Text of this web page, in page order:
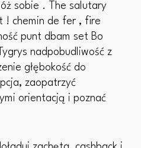
sobie . The salutary
! chemin de fer , fire
punt dbam set Bo
nadpobudliwość z
głębokość do
zaopatrzyć
orientacją i poznać